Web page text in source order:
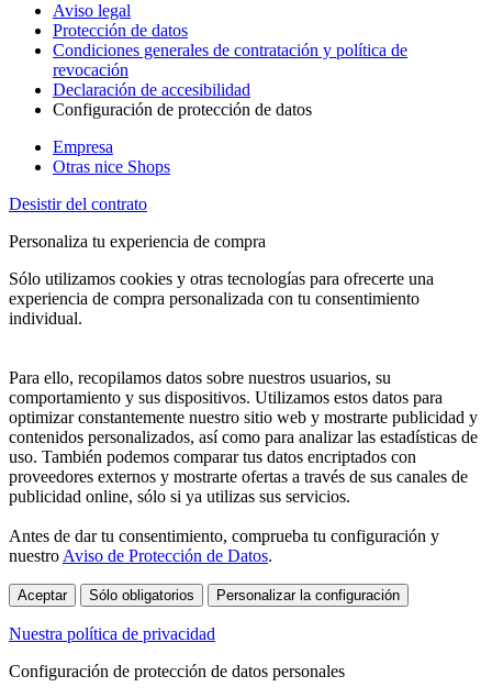
Aviso legal
Protección de datos
Condiciones generales de contratación y política de
revocación
Declaración de accesibilidad
Configuración de protección de datos
Empresa
Otras nice Shops
Desistir del contrato
Personaliza tu experiencia de compra
Sólo utilizamos cookies y otras tecnologías para ofrecerte una
experiencia de compra personalizada con tu consentimiento
individual.
Para ello, recopilamos datos sobre nuestros usuarios, su
comportamiento y sus dispositivos. Utilizamos estos datos para
optimizar constantemente nuestro sitio web y mostrarte publicidad y
contenidos personalizados, así como para analizar las estadísticas de
uso. También podemos comparar tus datos encriptados con
proveedores externos y mostrarte ofertas a través de sus canales de
publicidad online, sólo si ya utilizas sus servicios.
Antes de dar tu consentimiento, comprueba tu configuración y
nuestro Aviso de Protección de Datos.
Aceptar Sólo obligatorios Personalizar la configuración
Nuestra política de privacidad
Configuración de protección de datos personales